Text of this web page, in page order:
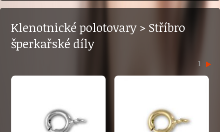
Klenotnické polotovary > Stříbro
šperkařské díly
1